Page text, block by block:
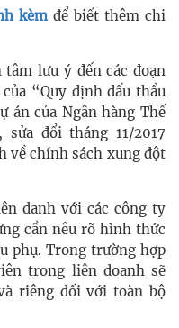
kèmđể biết thêm chi
tâm lưu ý đến các đoạn
“Quy định đấu thầu
án của Ngân hàng Thế
đổi tháng 11/2017
về chính sách xung đột
danh với các công ty
cần nêu rõ hình thức
phụ. Trong trường hợp
trong liên doanh sẽ
riêng đối với toàn bộ